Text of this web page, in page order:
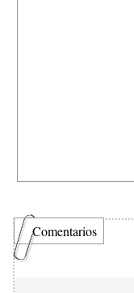
Comentarios